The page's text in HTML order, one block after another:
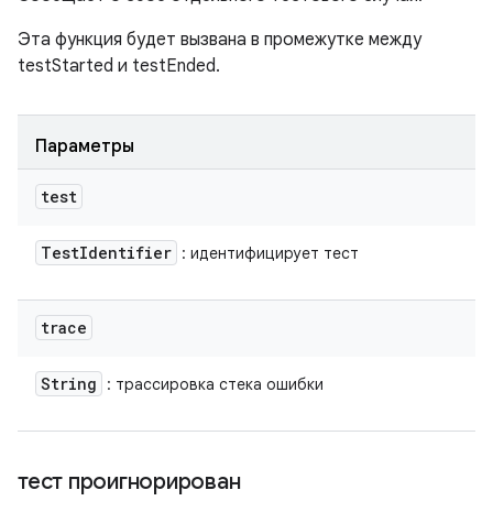
Эта функция будет вызвана в промежутке между
testStarted и testEnded.
Параметры
test
TestIdentifier : идентифицирует тест
trace
String : трассировка стека ошибки
тест проигнорирован